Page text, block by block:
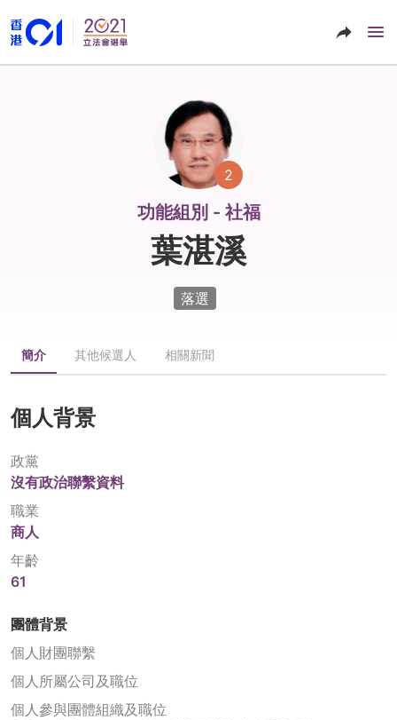
2
功能組別 - 社福
葉湛溪
落選
簡介 其他候選人 相關新聞
個人背景
政黨
沒有政治聯繫資料
職業
商人
年齡
61
團體背景
個人財團聯繫
個人所屬公司及職位
個人參與團體組織及職位